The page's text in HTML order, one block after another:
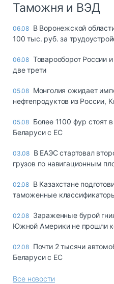
Таможня и ВЭД
06.08 В Воронежской
100 тыс. руб. за
06.08 Товарооборот России
две трети
05.08 Монголия ожидает
нефтепродуктов из России,
05.08 Более 1100 фур стоят
Беларуси с ЕС
03.08 В ЕАЭС стартовал
грузов по навигационным
02.08 В Казахстане
таможенные
02.08 Зараженные бурой
Южной Америки не прошли
02.08 Почти 2 тысячи
Беларуси с ЕС
Все новости